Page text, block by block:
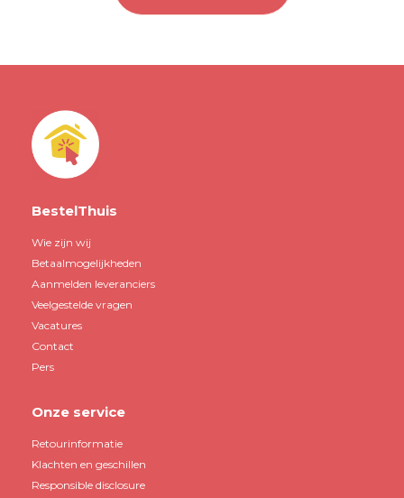
BestelThuis
Wie zijn wij
Betaalmogelijkheden
Aanmelden leveranciers
Veelgestelde vragen
Vacatures
Contact
Pers
Onze service
Retourinformatie
Klachten en geschillen
Responsible disclosure